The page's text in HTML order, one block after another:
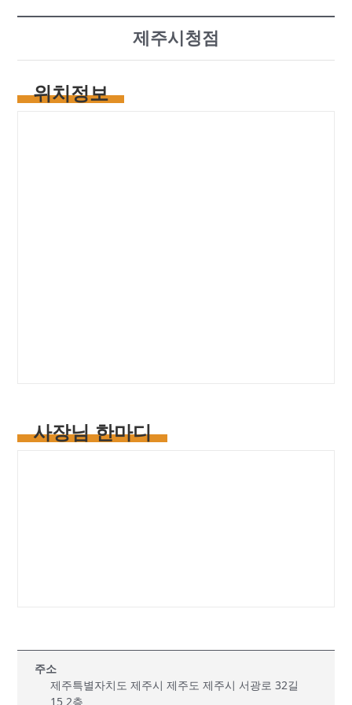
제주시청점
위치정보
사장님 한마디
주소
제주특별자치도 제주시 제주도 제주시 서광로 32길
15 2층